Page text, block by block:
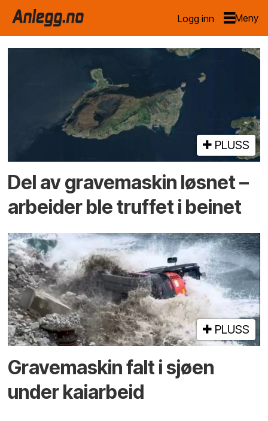
Logg inn
Emne:
arbeidsulykke
PLUSS
Del av grave­maskin løsnet –
arbeider ble truffet i beinet
PLUSS
Gravemaskin falt i sjøen
under kaiarbeid